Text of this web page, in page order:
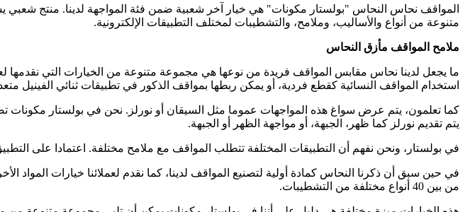
المواقف نحاس النحاس "بولستار مكونات" هي خيار آخر شعبية ضمن فئة المواجهة لدينا. منتج شعبي
متنوعة من أنواع والأساليب، وملامح، والتشطيبات لمختلف التطبيقات الإلكترونية.
ملامح المواقف مأزق النحاس
ما يجعل لدينا نحاس مقابس المواقف فريدة من نوعها هي مجموعة متنوعة من الخيارات التي نقدمها
استخدام المواقف النسائية كقطع فردية، أو يمكن ربطها بمواقف الذكور في تطبيقات ثنائي الفينيل
كما تعلمون، يتم عرض سواغ هذه المواجهات عموما مثل السيقان أو نورلز. نحن في بولستار
يتم تقديم نورلز كما ظهر، الجبهة، أو مواجهة الظهر أو الجبهة.
في بولستار، ونحن نفهم أن التطبيقات المختلفة تتطلب المواقف مع ملامح مختلفة. اعتمادا على
في حين سبق أن ذكرنا النحاس كمادة أولية لتصنيع المواقف لدينا، كما نقدم لعملائنا خيارات المواد
من بين 40 أنواع مختلفة من التشطيبات.